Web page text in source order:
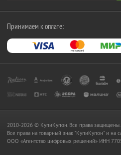
Принимаем к оплате:
2010-2026 © КупиКупон. Все права защищены.
Все права на товарный знак "КупиКупон" и на
OOO «Агентство цифровых решений» ИНН